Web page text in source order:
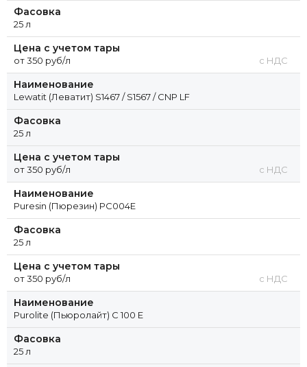
Фасовка
25 л
Цена с учетом тары
от 350 руб/л с НДС
Наименование
Lewatit (Леватит) S1467 / S1567 / CNP LF
Фасовка
25 л
Цена с учетом тары
от 350 руб/л с НДС
Наименование
Puresin (Пюрезин) PC004E
Фасовка
25 л
Цена с учетом тары
от 350 руб/л с НДС
Наименование
Purolite (Пьюролайт) C 100 E
Фасовка
25 л